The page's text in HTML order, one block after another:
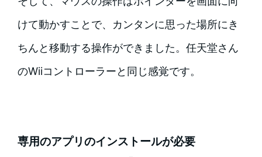
けて動かすことで、カンタンに思った場所にき
ちんと移動する操作ができました。任天堂さん
のWiiコントローラーと同じ感覚です。
専用のアプリのインストールが必要